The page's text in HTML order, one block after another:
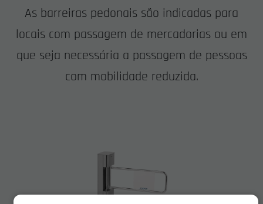
As barreiras pedonais são indicadas para
locais com passagem de mercadorias ou em
que seja necessária a passagem de pessoas
com mobilidade reduzida.